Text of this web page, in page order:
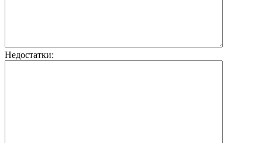
Недостатки: